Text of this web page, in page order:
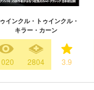
ゥインクル・トゥインクル・
キラー・カーン
2804 3.9